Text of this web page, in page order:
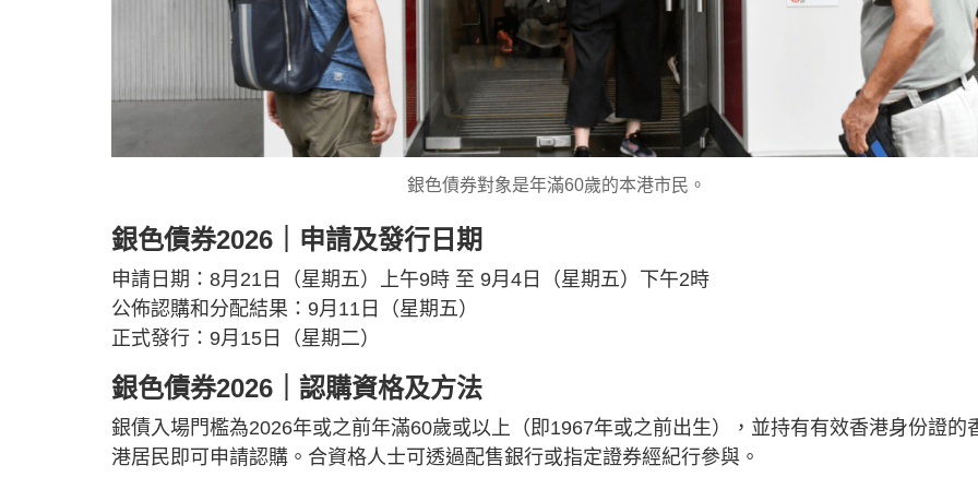
銀色債券對象是年滿60歲的本港市民。
銀色債券2026｜申請及發行日期
申請日期：8月21日（星期五）上午9時 至 9月4日（星期五）下午2時
公佈認購和分配結果：9月11日（星期五）
正式發行：9月15日（星期二）
銀色債券2026｜認購資格及方法
銀債入場門檻為2026年或之前年滿60歲或以上（即1967年或之前出生），並持有有效香港身份證的
港居民即可申請認購。合資格人士可透過配售銀行或指定證券經紀行參與。